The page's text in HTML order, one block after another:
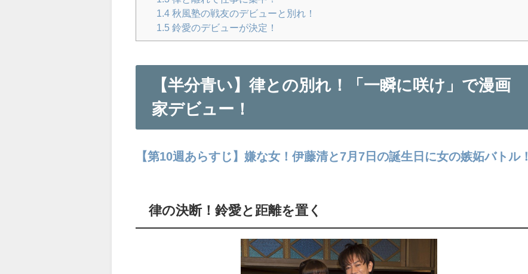
1.4 秋風塾の戦友のデビューと別れ！
1.5 鈴愛のデビューが決定！
【半分青い】律との別れ！「一瞬に咲け」で漫画
家デビュー！
【第10週あらすじ】嫌な女！伊藤清と7月7日の誕生日に女の嫉妬バトル！
律の決断！鈴愛と距離を置く